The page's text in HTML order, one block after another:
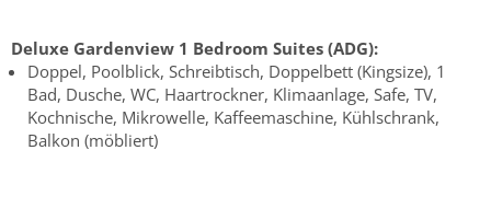
Deluxe Gardenview 1 Bedroom Suites (ADG):
Doppel, Poolblick, Schreibtisch, Doppelbett (Kingsize), 1
Bad, Dusche, WC, Haartrockner, Klimaanlage, Safe, TV,
Kochnische, Mikrowelle, Kaffeemaschine, Kühlschrank,
Balkon (möbliert)